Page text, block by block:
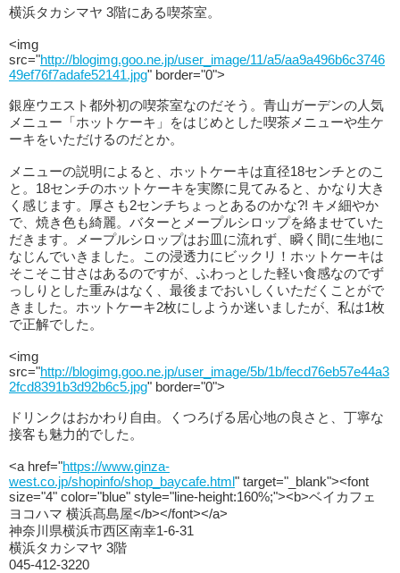
横浜タカシマヤ 3階にある喫茶室。
<img
src="http://blogimg.goo.ne.jp/user_image/11/a5/aa9a496b6c3746
49ef76f7adafe52141.jpg" border="0">
銀座ウエスト都外初の喫茶室なのだそう。青山ガーデンの人気
メニュー「ホットケーキ」をはじめとした喫茶メニューや生ケ
ーキをいただけるのだとか。
メニューの説明によると、ホットケーキは直径18センチとのこ
と。18センチのホットケーキを実際に見てみると、かなり大き
く感じます。厚さも2センチちょっとあるのかな?! キメ細やか
で、焼き色も綺麗。バターとメープルシロップを絡ませていた
だきます。メープルシロップはお皿に流れず、瞬く間に生地に
なじんでいきました。この浸透力にビックリ！ホットケーキは
そこそこ甘さはあるのですが、ふわっとした軽い食感なのでず
っしりとした重みはなく、最後までおいしくいただくことがで
きました。ホットケーキ2枚にしようか迷いましたが、私は1枚
で正解でした。
<img
src="http://blogimg.goo.ne.jp/user_image/5b/1b/fecd76eb57e44a3
2fcd8391b3d92b6c5.jpg" border="0">
ドリンクはおかわり自由。くつろげる居心地の良さと、丁寧な
接客も魅力的でした。
<a href="https://www.ginza-
west.co.jp/shopinfo/shop_baycafe.html" target="_blank"><font
size="4" color="blue" style="line-height:160%;"><b>ベイカフェ
ヨコハマ 横浜髙島屋</b></font></a>
神奈川県横浜市西区南幸1-6-31
横浜タカシマヤ 3階
045-412-3220